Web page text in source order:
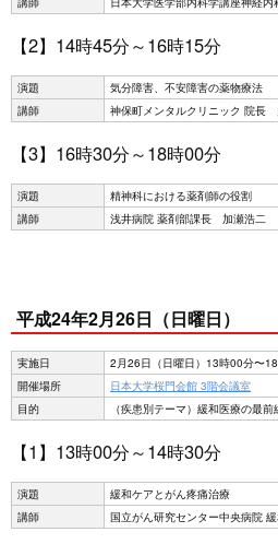
【2】14時45分～16時15分
演題
気分障害、不安障害の薬物療法
講師
神保町メンタルクリニック 院長
【3】16時30分～18時00分
演題
精神科における薬剤師の役割
講師
浅井病院 薬剤部課長 加瀬浩二
平成24年2月26日（日曜日）
実施日 2月26日（日曜日）13時00分〜
開催場所
日本大学桜門会館 3階会議室
目的
（疾患別テーマ）緩和医療の最前
【1】13時00分～14時30分
演題
緩和ケアとがん疼痛治療
講師
国立がん研究センター中央病院